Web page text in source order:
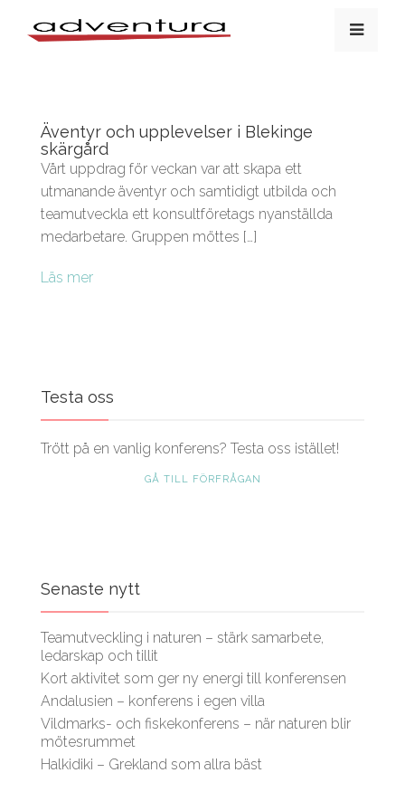
Äventyr och upplevelser i Blekinge
skärgård
Vårt uppdrag för veckan var att skapa ett
utmanande äventyr och samtidigt utbilda och
teamutveckla ett konsultföretags nyanställda
medarbetare. Gruppen möttes […]
Läs mer
Testa oss
Trött på en vanlig konferens? Testa oss istället!
GÅ TILL FÖRFRÅGAN
Senaste nytt
Teamutveckling i naturen – stärk samarbete,
ledarskap och tillit
Kort aktivitet som ger ny energi till konferensen
Andalusien – konferens i egen villa
Vildmarks- och fiskekonferens – när naturen blir
mötesrummet
Halkidiki – Grekland som allra bäst